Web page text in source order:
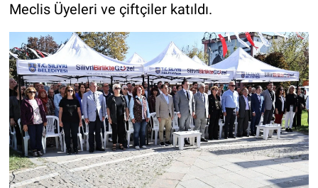
Meclis Üyeleri ve çiftçiler katıldı.